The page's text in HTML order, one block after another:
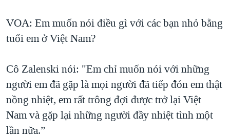
VOA: Em muốn nói điều gì với các bạn nhỏ bằng
tuổi em ở Việt Nam?
Cô Zalenski nói: "Em chỉ muốn nói với những
người em đã gặp là mọi người đã tiếp đón em thật
nồng nhiệt, em rất trông đợi được trở lại Việt
Nam và gặp lại những người đầy nhiệt tình một
lần nữa.”